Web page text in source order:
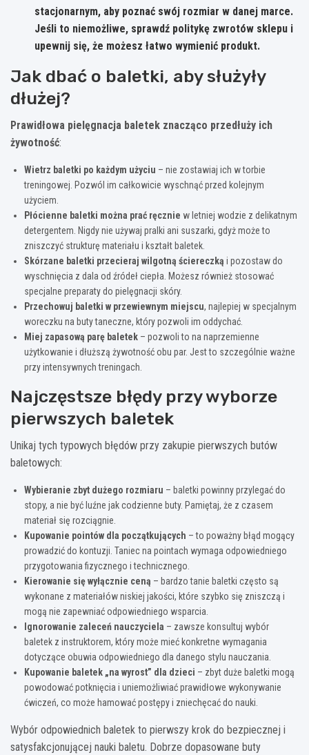
stacjonarnym, aby poznać swój rozmiar w danej marce.
Jeśli to niemożliwe, sprawdź politykę zwrotów sklepu i
upewnij się, że możesz łatwo wymienić produkt.
Jak dbać o baletki, aby służyły
dłużej?
Prawidłowa pielęgnacja baletek znacząco przedłuży ich
żywotność:
Wietrz baletki po każdym użyciu – nie zostawiaj ich w torbie
treningowej. Pozwól im całkowicie wyschnąć przed kolejnym
użyciem.
Płócienne baletki można prać ręcznie w letniej wodzie z delikatnym
detergentem. Nigdy nie używaj pralki ani suszarki, gdyż może to
zniszczyć strukturę materiału i kształt baletek.
Skórzane baletki przecieraj wilgotną ściereczką i pozostaw do
wyschnięcia z dala od źródeł ciepła. Możesz również stosować
specjalne preparaty do pielęgnacji skóry.
Przechowuj baletki w przewiewnym miejscu, najlepiej w specjalnym
woreczku na buty taneczne, który pozwoli im oddychać.
Miej zapasową parę baletek – pozwoli to na naprzemienne
użytkowanie i dłuższą żywotność obu par. Jest to szczególnie ważne
przy intensywnych treningach.
Najczęstsze błędy przy wyborze
pierwszych baletek
Unikaj tych typowych błędów przy zakupie pierwszych butów
baletowych:
Wybieranie zbyt dużego rozmiaru – baletki powinny przylegać do
stopy, a nie być luźne jak codzienne buty. Pamiętaj, że z czasem
materiał się rozciągnie.
Kupowanie pointów dla początkujących – to poważny błąd mogący
prowadzić do kontuzji. Taniec na pointach wymaga odpowiedniego
przygotowania fizycznego i technicznego.
Kierowanie się wyłącznie ceną – bardzo tanie baletki często są
wykonane z materiałów niskiej jakości, które szybko się zniszczą i
mogą nie zapewniać odpowiedniego wsparcia.
Ignorowanie zaleceń nauczyciela – zawsze konsultuj wybór
baletek z instruktorem, który może mieć konkretne wymagania
dotyczące obuwia odpowiedniego dla danego stylu nauczania.
Kupowanie baletek „na wyrost” dla dzieci – zbyt duże baletki mogą
powodować potknięcia i uniemożliwiać prawidłowe wykonywanie
ćwiczeń, co może hamować postępy i zniechęcać do nauki.
Wybór odpowiednich baletek to pierwszy krok do bezpiecznej i
satysfakcjonującej nauki baletu. Dobrze dopasowane buty